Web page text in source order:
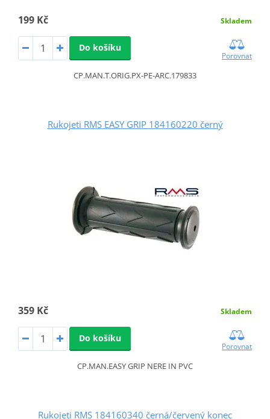
199 Kč Skladem
Do košíku
Porovnat
CP.MAN.T.ORIG.PX-PE-ARC.179833
Rukojeti RMS EASY GRIP 184160220 černý
359 Kč Skladem
Do košíku
Porovnat
CP.MAN.EASY GRIP NERE IN PVC
Rukojeti RMS 184160340 černá/červený konec